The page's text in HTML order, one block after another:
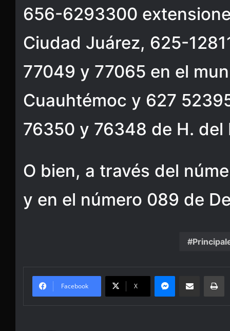
656-6293300
Ciudad Juárez, 625-
77049 y 77065 en el
Cuauhtémoc y 627
76350 y 76348 de H. del
O bien, a través del
y en el número 089 de
Facebook X
Messenger
Share via Email